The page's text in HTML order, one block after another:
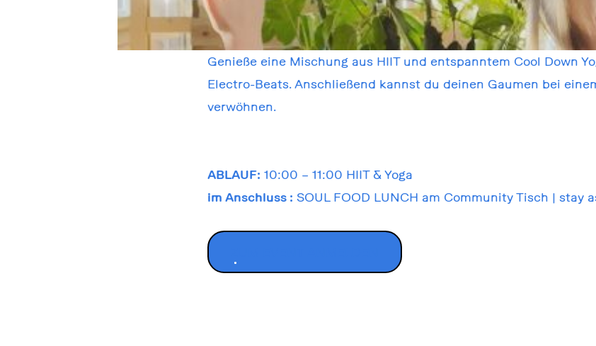
Genieße eine Mischung aus HIIT und entspanntem Cool Down
Electro-Beats. Anschließend kannst du deinen Gaumen bei
verwöhnen.
ABLAUF: 10:00 – 11:00 HIIT & Yoga
im Anschluss : SOUL FOOD LUNCH am Community Tisch | stay